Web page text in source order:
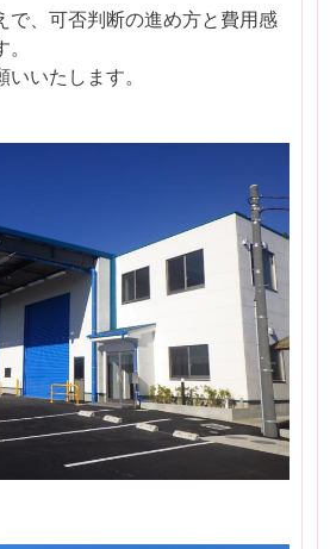
で、可否判断の進め方と費用感
いたします。